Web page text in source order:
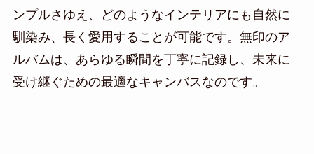
ンプルさゆえ、どのようなインテリアにも自然に
馴染み、長く愛用することが可能です。無印のア
ルバムは、あらゆる瞬間を丁寧に記録し、未来に
受け継ぐための最適なキャンバスなのです。